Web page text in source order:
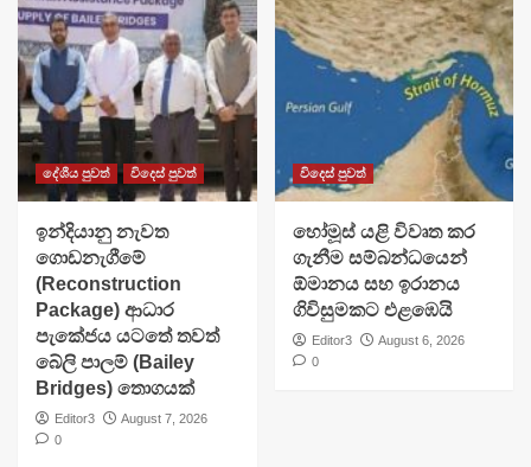
දේශීය පුවත් විදෙස් පුවත්
ඉන්දියානු නැවත
ගොඩනැගීමේ
(Reconstruction
Package) ආධාර
පැකේජය යටතේ තවත්
බේලි පාලම් (Bailey
Bridges) තොගයක්
Editor3
August 7, 2026
0
විදෙස් පුවත්
හෝමූස් යළි විවෘත කර
ගැනීම සම්බන්ධයෙන්
ඕමානය සහ ඉරානය
ගිවිසුමකට එළඹෙයි
Editor3
August 6, 2026
0